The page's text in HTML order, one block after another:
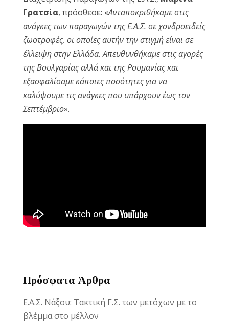
Γρατσία, πρόσθεσε: «Ανταποκριθήκαμε στις
ανάγκες των παραγωγών της Ε.Α.Σ. σε χονδροειδείς
ζωοτροφές, οι οποίες αυτήν την στιγμή είναι σε
έλλειψη στην Ελλάδα. Απευθυνθήκαμε στις αγορές
της Βουλγαρίας αλλά και της Ρουμανίας και
εξασφαλίσαμε κάποιες ποσότητες για να
καλύψουμε τις ανάγκες που υπάρχουν έως τον
Σεπτέμβριο».
Πρόσφατα Άρθρα
Ε.Α.Σ. Νάξου: Τακτική Γ.Σ. των μετόχων με το
βλέμμα στο μέλλον